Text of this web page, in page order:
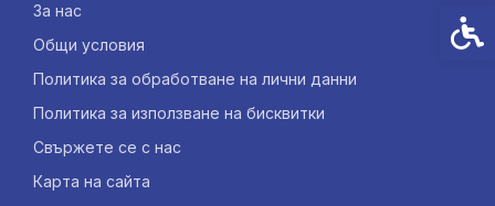
За нас
Общи условия
Политика за обработване на лични данни
Политика за използване на бисквитки
Свържете се с нас
Карта на сайта